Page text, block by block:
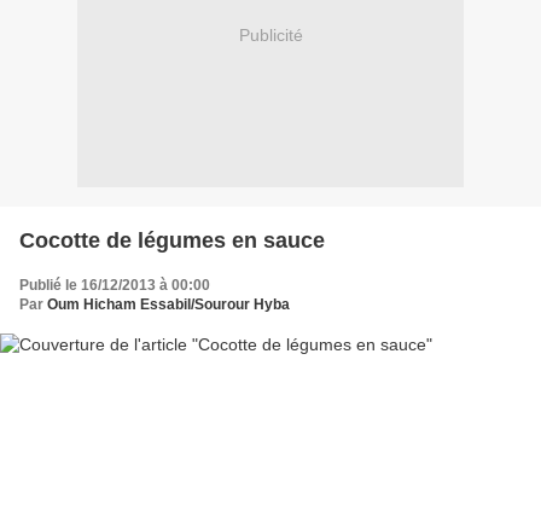
Publicité
Cocotte de légumes en sauce
Publié le 16/12/2013 à 00:00
Par Oum Hicham Essabil/Sourour Hyba